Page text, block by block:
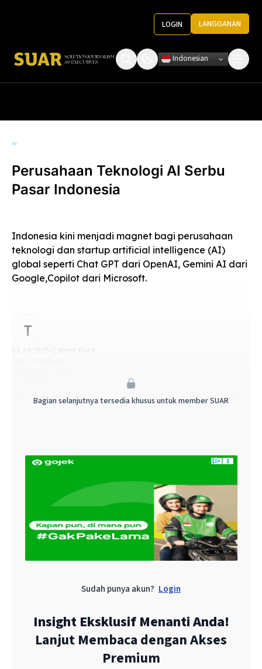
LOGIN LANGGANAN
Ketentuan Penggunaan
Indonesian
Perusahaan Teknologi AI Serbu
Pasar Indonesia
Indonesia kini menjadi magnet bagi perusahaan
teknologi dan startup artificial intelligence (AI)
global seperti Chat GPT dari OpenAI, Gemini AI dari
Google,Copilot dari Microsoft.
T
Caption foto adalah blabla. / Possessed Photography
Subjudul
Bagian selanjutnya tersedia khusus untuk member SUAR
Sudah punya akun? Login
Insight Eksklusif Menanti Anda!
Lanjut Membaca dengan Akses
Premium